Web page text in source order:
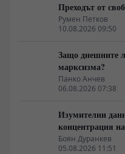
Преходът от
Румен Петков
10.08.2026 09:50
Защо днешните
марксизма?
Панко Анчев
06.08.2026 07:38
Изумителни
концентрация
на най-богатия
Боян Дуранкев
05.08.2026 11:51